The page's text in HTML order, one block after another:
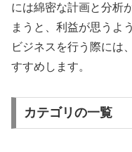
には綿密な計画と分析
まうと、利益が思うよ
ビジネスを行う際には
すすめします。
カテゴリの一覧